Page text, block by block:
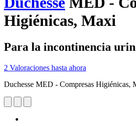
Higiénicas, Maxi
Para la incontinencia
2 Valoraciones hasta ahora
Duchesse MED - Compresas Higiénicas,